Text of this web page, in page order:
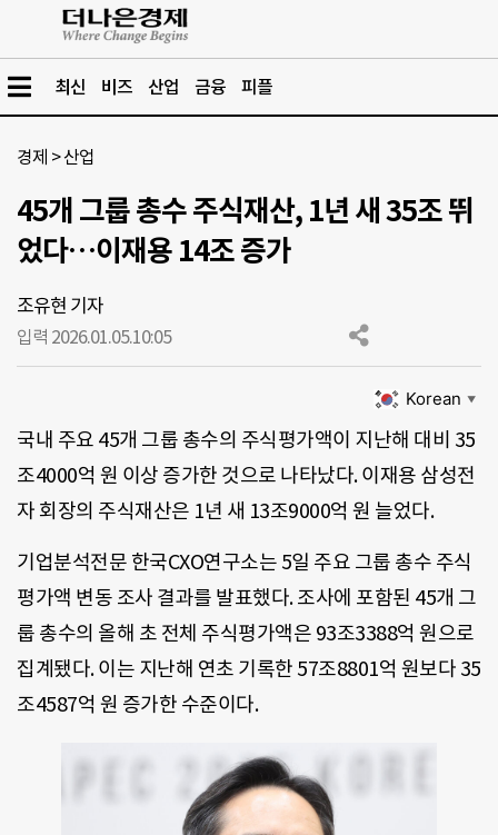
최신 비즈 산업 금융 피플
경제 >산업
45개 그룹 총수 주식재산, 1년 새 35조 뛰
었다…이재용 14조 증가
조유현 기자
입력 2026.01.05.10:05
Korean ▼
국내 주요 45개 그룹 총수의 주식평가액이 지난해 대비 35
조4000억 원 이상 증가한 것으로 나타났다. 이재용 삼성전
자 회장의 주식재산은 1년 새 13조9000억 원 늘었다.
기업분석전문 한국CXO연구소는 5일 주요 그룹 총수 주식
평가액 변동 조사 결과를 발표했다. 조사에 포함된 45개 그
룹 총수의 올해 초 전체 주식평가액은 93조3388억 원으로
집계됐다. 이는 지난해 연초 기록한 57조8801억 원보다 35
조4587억 원 증가한 수준이다.